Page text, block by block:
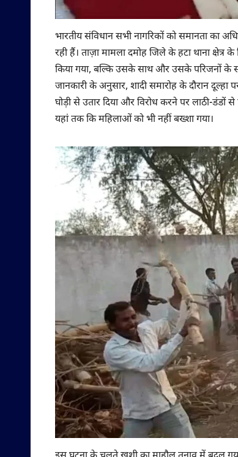
भारतीय संविधान सभी नागरिकों को समानता का
रही हैं। ताज़ा मामला दमोह जिले के हटा थाना
किया गया, बल्कि उसके साथ और उसके परिजनों के
जानकारी के अनुसार, शादी समारोह के दौरान दूल्हा
घोड़ी से उतार दिया और विरोध करने पर लाठी-डंडों
यहां तक कि महिलाओं को भी नहीं बख्शा गया।